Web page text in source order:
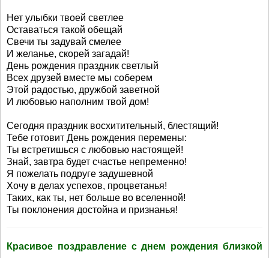
Нет улыбки твоей светлее
Оставаться такой обещай
Свечи ты задувай смелее
И желанье, скорей загадай!
День рождения праздник светлый
Всех друзей вместе мы соберем
Этой радостью, дружбой заветной
И любовью наполним твой дом!
Сегодня праздник восхитительный, блестящий!
Тебе готовит День рождения перемены:
Ты встретишься с любовью настоящей!
Знай, завтра будет счастье непременно!
Я пожелать подруге задушевной
Хочу в делах успехов, процветанья!
Таких, как ты, нет больше во вселенной!
Ты поклонения достойна и признанья!
Красивое поздравление с днем рождения близкой